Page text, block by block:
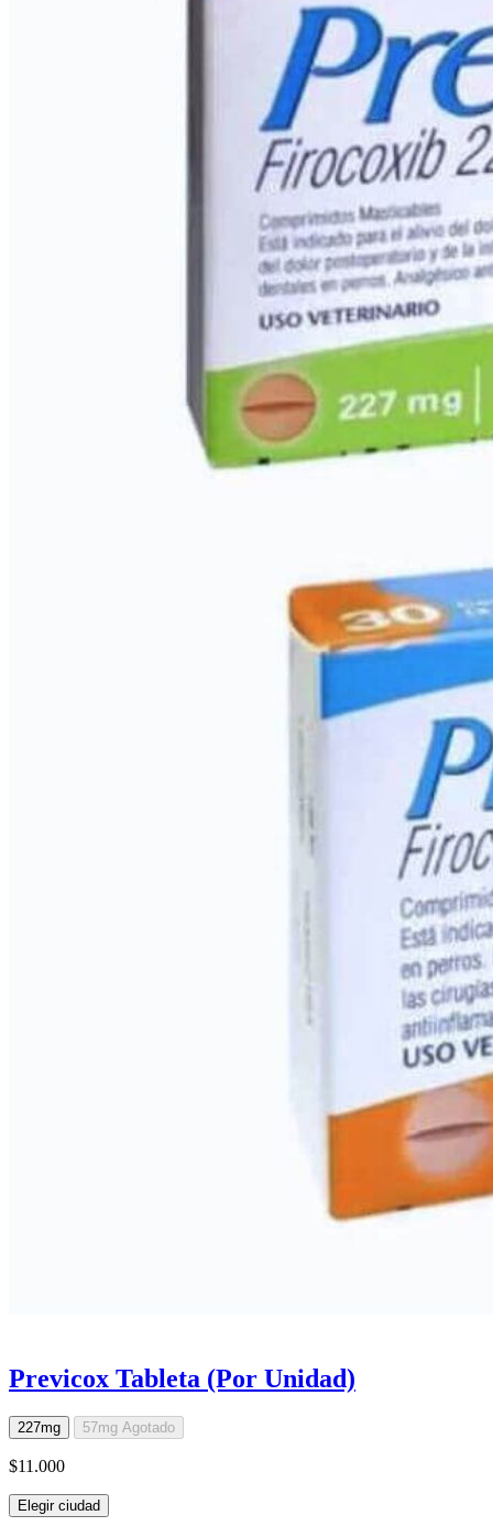
Previcox Tableta (Por Unidad)
227mg 57mg Agotado
$11.000
Elegir ciudad